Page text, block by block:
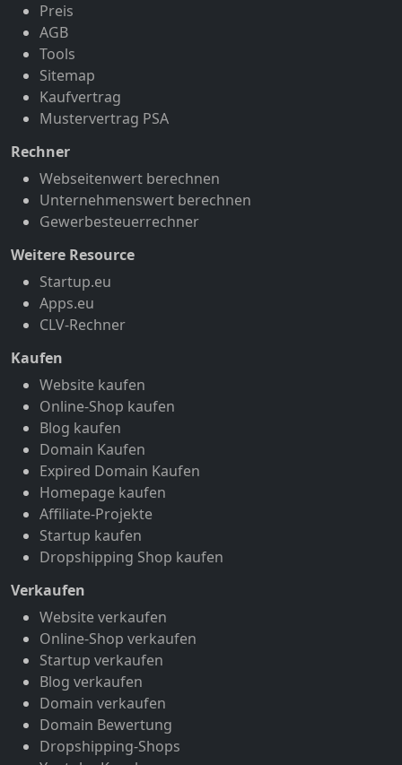
Preis
AGB
Tools
Sitemap
Kaufvertrag
Mustervertrag PSA
Rechner
Webseitenwert berechnen
Unternehmenswert berechnen
Gewerbesteuerrechner
Weitere Resource
Startup.eu
Apps.eu
CLV-Rechner
Kaufen
Website kaufen
Online-Shop kaufen
Blog kaufen
Domain Kaufen
Expired Domain Kaufen
Homepage kaufen
Affiliate-Projekte
Startup kaufen
Dropshipping Shop kaufen
Verkaufen
Website verkaufen
Online-Shop verkaufen
Startup verkaufen
Blog verkaufen
Domain verkaufen
Domain Bewertung
Dropshipping-Shops